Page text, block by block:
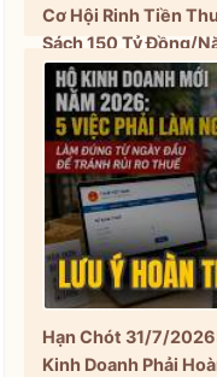
Cơ Hội Rinh Tiền
Sách 150 Tỷ Đồng/
Hạn Chót 31/7/
Kinh Doanh Phải